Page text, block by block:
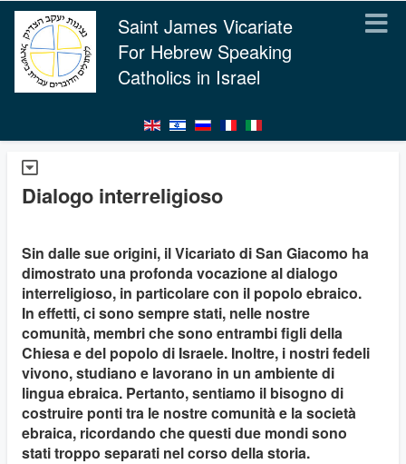
Saint James Vicariate
For Hebrew Speaking
Catholics in Israel
Dialogo interreligioso
Sin dalle sue origini, il Vicariato di San Giacomo ha
dimostrato una profonda vocazione al dialogo
interreligioso, in particolare con il popolo ebraico.
In effetti, ci sono sempre stati, nelle nostre
comunità, membri che sono entrambi figli della
Chiesa e del popolo di Israele. Inoltre, i nostri fedeli
vivono, studiano e lavorano in un ambiente di
lingua ebraica. Pertanto, sentiamo il bisogno di
costruire ponti tra le nostre comunità e la società
ebraica, ricordando che questi due mondi sono
stati troppo separati nel corso della storia.